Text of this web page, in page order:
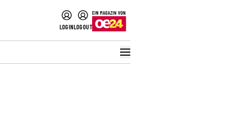
LOGINLOGOUT